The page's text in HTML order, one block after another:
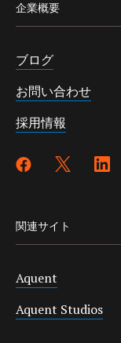
企業概要
ブログ
お問い合わせ
採用情報
関連サイト
Aquent
Aquent Studios